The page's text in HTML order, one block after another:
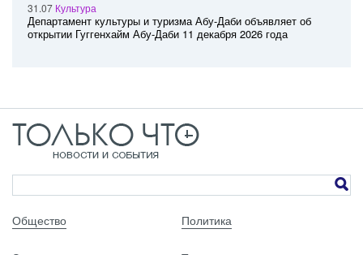
31.07 Культура
Департамент культуры и туризма Абу-Даби объявляет об
открытии Гуггенхайм Абу-Даби 11 декабря 2026 года
Общество Политика